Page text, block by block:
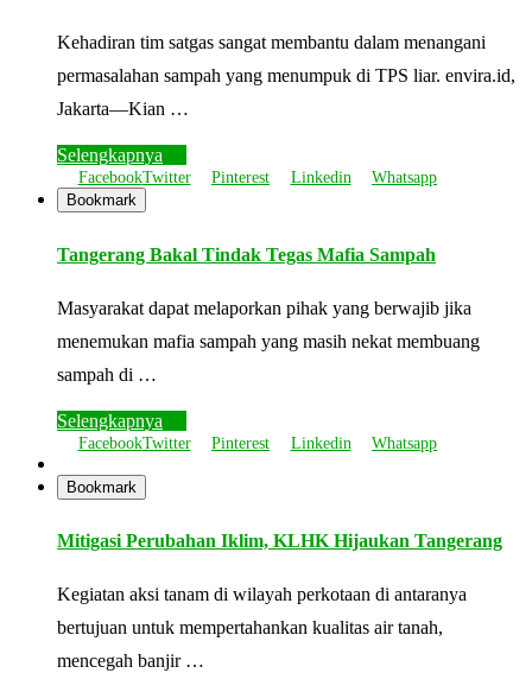
Kehadiran tim satgas sangat membantu dalam menangani
permasalahan sampah yang menumpuk di TPS liar. envira.id,
Jakarta—Kian …
Selengkapnya
FacebookTwitter Pinterest Linkedin
Whatsapp
Bookmark
Tangerang Bakal Tindak Tegas Mafia Sampah
Masyarakat dapat melaporkan pihak yang berwajib jika
menemukan mafia sampah yang masih nekat membuang
sampah di …
Selengkapnya
FacebookTwitter Pinterest Linkedin Whatsapp
Bookmark
Mitigasi Perubahan Iklim, KLHK Hijaukan Tangerang
Kegiatan aksi tanam di wilayah perkotaan di antaranya
bertujuan untuk mempertahankan kualitas air tanah,
mencegah banjir …